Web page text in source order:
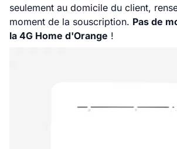
seulement au domicile du client,
moment de la souscription. Pas de
la 4G Home d'Orange !